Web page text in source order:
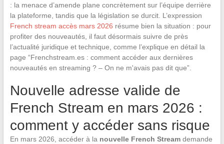
: la menace d’amende plane concrètement sur l’équipe derrière
la plateforme, tandis que la législation se durcit. L’expression
French stream accès mars 2026 résume bien la situation : pour
profiter des nouveautés, il faut désormais suivre de près
l’actualité juridique et technique, comme l’explique en détail la
page “Frenchstream.es : comment accéder aux dernières
nouveautés en streaming ? – On ne m'avais pas dit que”.
Nouvelle adresse valide de
French Stream en mars 2026 :
comment y accéder sans risque
En mars 2026, accéder à la nouvelle French Streamdemande